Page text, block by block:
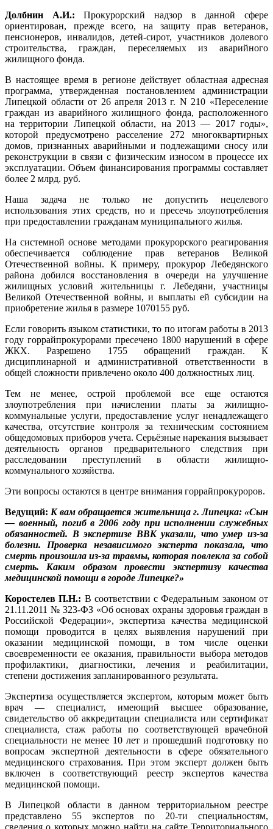
Долбнин А.И.: Прокурорский надзор в данной сфере
ориентирован, прежде всего, на защиту прав ветеранов,
пенсионеров, инвалидов, детей-сирот, участников долевого
строительства, граждан, переселяемых из аварийного
жилищного фонда.
В настоящее время в регионе действует областная адресная
программа, утвержденная постановлением администрации
Липецкой области от 26 апреля 2013 г. N 210 «Переселение
граждан из аварийного жилищного фонда, расположенного
на территории Липецкой области, на 2013 — 2017 годы»,
которой предусмотрено расселение 272 многоквартирных
домов, признанных аварийными и подлежащими сносу или
реконструкции в связи с физическим износом в процессе их
эксплуатации. Объем финансирования программы составляет
более 2 млрд. руб.
Наша задача не только не допустить нецелевого
использования этих средств, но и пресечь злоупотребления
при предоставлении гражданам муниципального жилья.
На системной основе методами прокурорского реагирования
обеспечивается соблюдение прав ветеранов Великой
Отечественной войны. К примеру, прокурор Лебедянского
района добился восстановления в очереди на улучшение
жилищных условий жительницы г. Лебедяни, участницы
Великой Отечественной войны, и выплаты ей субсидии на
приобретение жилья в размере 1070155 руб.
Если говорить языком статистики, то по итогам работы в 2013
году горрайпрокурорами пресечено 1800 нарушений в сфере
ЖКХ. Разрешено 1755 обращений граждан. К
дисциплинарной и административной ответственности в
общей сложности привлечено около 400 должностных лиц.
Тем не менее, острой проблемой все еще остаются
злоупотребления при начислении платы за жилищно-
коммунальные услуги, предоставление услуг ненадлежащего
качества, отсутствие контроля за техническим состоянием
общедомовых приборов учета. Серьёзные нарекания вызывает
деятельность органов предварительного следствия при
расследовании преступлений в области жилищно-
коммунального хозяйства.
Эти вопросы остаются в центре внимания горрайпрокуроров.
Ведущий: К вам обращается жительница г. Липецка: «Сын
— военный, погиб в 2006 году при исполнении служебных
обязанностей. В экспертизе ВВК указали, что умер из-за
болезни. Проверка независимого эксперта показала, что
смерть произошла из-за травмы, которая повлекла за собой
смерть. Каким образом провести экспертизу качества
медицинской помощи в городе Липецке?»
Коростелев П.Н.: В соответствии с Федеральным законом от
21.11.2011 № 323-ФЗ «Об основах охраны здоровья граждан в
Российской Федерации», экспертиза качества медицинской
помощи проводится в целях выявления нарушений при
оказании медицинской помощи, в том числе оценки
своевременности ее оказания, правильности выбора методов
профилактики, диагностики, лечения и реабилитации,
степени достижения запланированного результата.
Экспертиза осуществляется экспертом, которым может быть
врач — специалист, имеющий высшее образование,
свидетельство об аккредитации специалиста или сертификат
специалиста, стаж работы по соответствующей врачебной
специальности не менее 10 лет и прошедший подготовку по
вопросам экспертной деятельности в сфере обязательного
медицинского страхования. При этом эксперт должен быть
включен в соответствующий реестр экспертов качества
медицинской помощи.
В Липецкой области в данном территориальном реестре
представлено 55 экспертов по 20-ти специальностям,
сведения о которых можно найти на сайте Территориального